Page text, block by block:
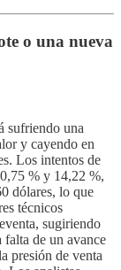
o una nueva
sufriendo una
y cayendo en
Los intentos de
% y 14,22 %,
dólares, lo que
técnicos
sugiriendo
de un avance
presión de venta